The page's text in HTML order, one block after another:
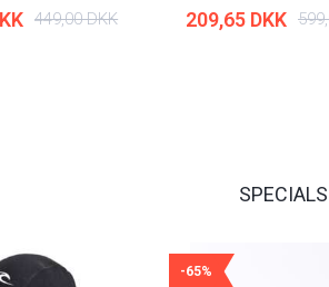
449,00 DKK 209,65 DKK
SPECIALS
-65%